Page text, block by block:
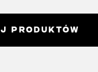
PRODUKTÓW